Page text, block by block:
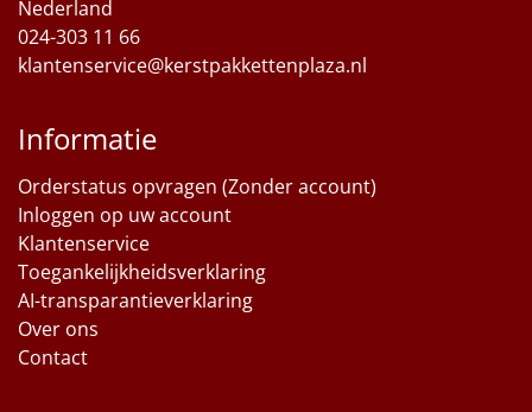
Nederland
024-303 11 66
klantenservice@kerstpakkettenplaza.nl
Informatie
Orderstatus opvragen (Zonder account)
Inloggen op uw account
Klantenservice
Toegankelijkheidsverklaring
AI-transparantieverklaring
Over ons
Contact